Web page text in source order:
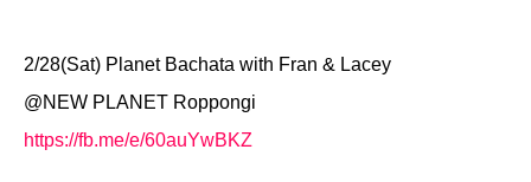
2/28(Sat) Planet Bachata with Fran & Lacey
@NEW PLANET Roppongi
https://fb.me/e/60auYwBKZ